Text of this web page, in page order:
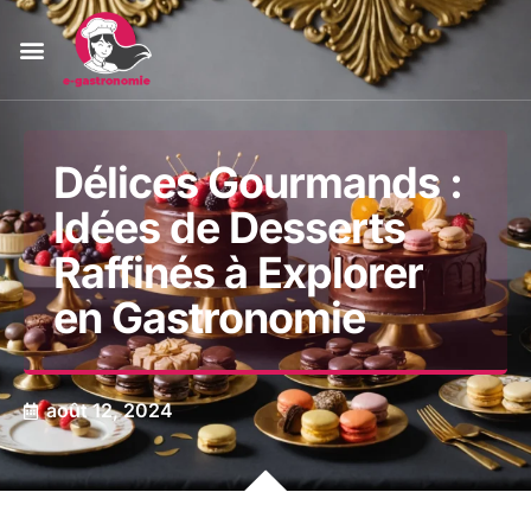
Délices Gourmands :
Idées de Desserts
Raffinés à Explorer
en Gastronomie
août 12, 2024